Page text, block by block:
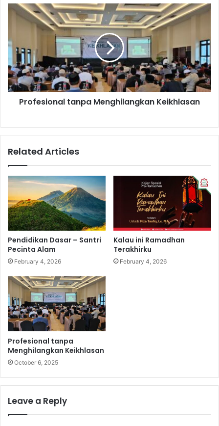
Profesional
tanpa
Menghilangkan
Keikhlasan
Profesional tanpa Menghilangkan Keikhlasan
Related Articles
Pendidikan Dasar – Santri
Pecinta Alam
February 4, 2026
Kalau ini Ramadhan
Terakhirku
February 4, 2026
Profesional tanpa
Menghilangkan Keikhlasan
October 6, 2025
Leave a Reply